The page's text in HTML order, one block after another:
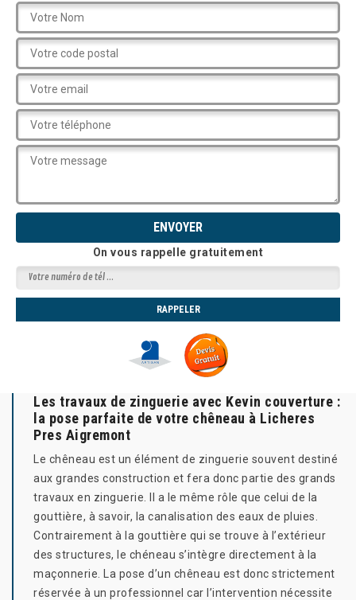
On vous rappelle gratuitement
Les travaux de zinguerie avec Kevin couverture :
la pose parfaite de votre chêneau à Licheres
Pres Aigremont
Le chêneau est un élément de zinguerie souvent destiné
aux grandes construction et fera donc partie des grands
travaux en zinguerie. Il a le même rôle que celui de la
gouttière, à savoir, la canalisation des eaux de pluies.
Contrairement à la gouttière qui se trouve à l’extérieur
des structures, le chéneau s’intègre directement à la
maçonnerie. La pose d’un chêneau est donc strictement
réservée à un professionnel car l’intervention nécessite